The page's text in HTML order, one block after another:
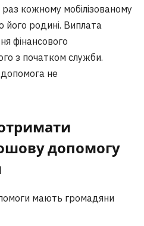
кожному мобілізованому
його родині. Виплата
фінансового
з початком служби.
не
допомогу
мають громадяни